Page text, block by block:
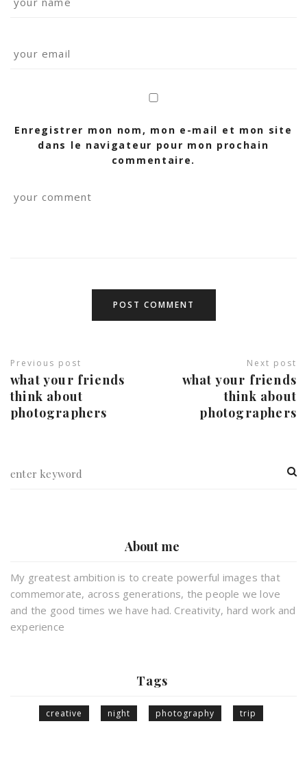
Enregistrer mon nom, mon e-mail et mon site
dans le navigateur pour mon prochain
commentaire.
Previous post
what your friends
think about
photographers
Next post
what your friends
think about
photographers
About me
My greatest ambition is to create powerful images that
commemorate, across generations, the people we love
and the good times we have had. Creativity, hard work and
experience
Tags
creative night photography trip